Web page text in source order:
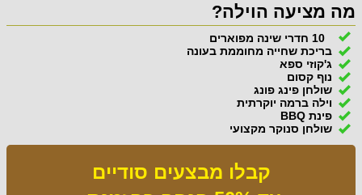
מה מציעה הוילה?
10 חדרי שינה מפוארים
בריכת שחייה מחוממת בעונה
ג'קוזי ספא
נוף קסום
שולחן פינג פונג
וילה ברמה יוקרתית
פינת BBQ
שולחן סנוקר מקצועי
קבלו מבצעים סודיים